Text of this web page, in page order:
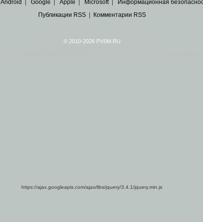
Android Google Apple Microsoft| Информационная
Публикации RSS| Комментарии RSS
© 2010-2026 PVSM.RU
https://ajax.googleapis.com/ajax/libs/jquery/3.4.1/jquery.min.js